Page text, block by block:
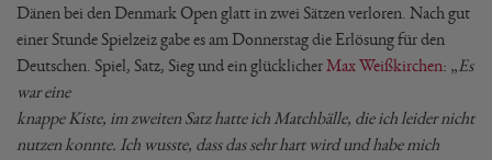
Dänen bei den Denmark Open glatt in zwei Sätzen verloren. Nach gut
einer Stunde Spielzeiz gabe es am Donnerstag die Erlösung für den
Deutschen. Spiel, Satz, Sieg und ein glücklicherMax Weißkirchen: „Es
war eine
knappe Kiste, im zweiten Satz hatte ich Matchbälle, die ich leider nicht
nutzen konnte. Ich wusste, dass das sehr hart wird und habe mich